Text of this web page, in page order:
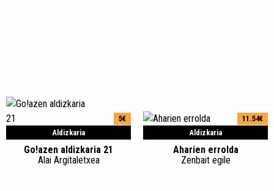
Aldizkaria
5€
Go!azen aldizkaria 21
Alai Argitaletxea
Aldizkaria
11.54€
Aharien errolda
Zenbait egile